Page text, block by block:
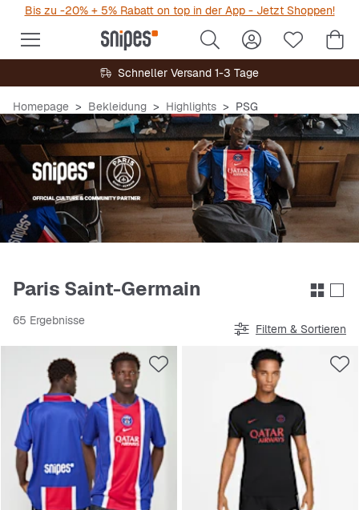
Bis zu -20% + 5% Rabatt on top in der App - Jetzt Shoppen!
Schneller Versand 1-3 Tage
Homepage Bekleidung Highlights PSG
Paris Saint-Germain
65 Ergebnisse
Filtern & Sortieren